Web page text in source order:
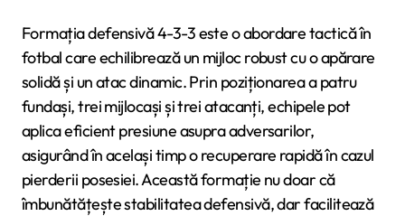
Formația defensivă 4-3-3 este o abordare tactică în
fotbal care echilibrează un mijloc robust cu o apărare
solidă și un atac dinamic. Prin poziționarea a patru
fundași, trei mijlocași și trei atacanți, echipele pot
aplica eficient presiune asupra adversarilor,
asigurând în același timp o recuperare rapidă în cazul
pierderii posesiei. Această formație nu doar că
îmbunătățește stabilitatea defensivă, dar facilitează